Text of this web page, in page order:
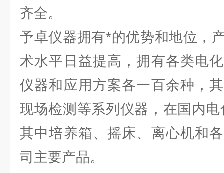
齐全。
予卓仪器拥有*的优势和地位，
术水平日益提高，拥有各类电
仪器和应用方案各一百余种，
现场检测等系列仪器，在国内
其中培养箱、摇床、离心机和
司主要产品。